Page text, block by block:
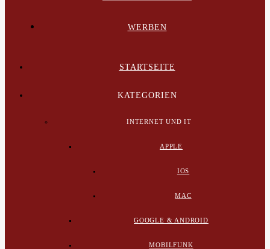
WERBEN
STARTSEITE
KATEGORIEN
INTERNET UND IT
APPLE
IOS
MAC
GOOGLE & ANDROID
MOBILFUNK